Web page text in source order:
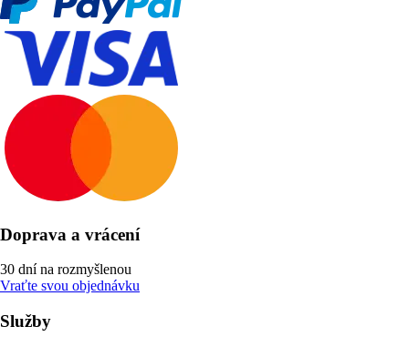
Doprava a vrácení
30 dní na rozmyšlenou
Vraťte svou objednávku
Služby